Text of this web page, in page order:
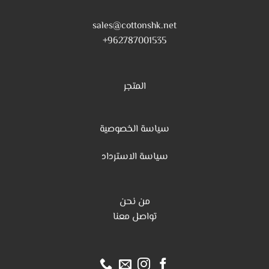
sales@cottonshk.net
962787001535+
المتجر
سياسة الخصوصية
سياسة الاسترداد
من نحن
تواصل معنا